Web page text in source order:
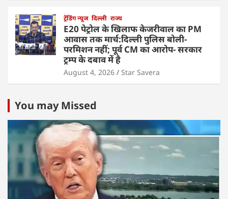
ट्रेंडिंग न्यूज दिल्ली राज्य
E20 पेट्रोल के खिलाफ केजरीवाल का PM
आवास तक मार्च:दिल्ली पुलिस बोली-
परमिशन नहीं; पूर्व CM का आरोप- सरकार
ट्रम्प के दबाव में है
August 4, 2026 Star Savera
You may Missed